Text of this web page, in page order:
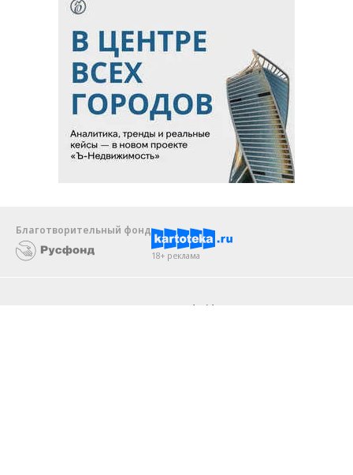
Благотворительный фонд
18+ реклама
Android